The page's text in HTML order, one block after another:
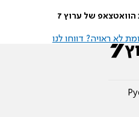
של ערוץ 7
לא ראויה? דווחו לנו